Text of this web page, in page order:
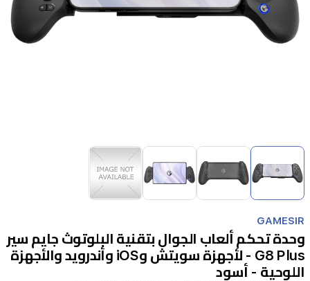
Item
of
4
1
4
GAMESIR
وحدة تحكم ألعاب الجوال بتقنية البلوتوث جايم سير
G8 Plus - لأجهزة سويتش وiOS وأندرويد والأجهزة
اللوحية - أسود